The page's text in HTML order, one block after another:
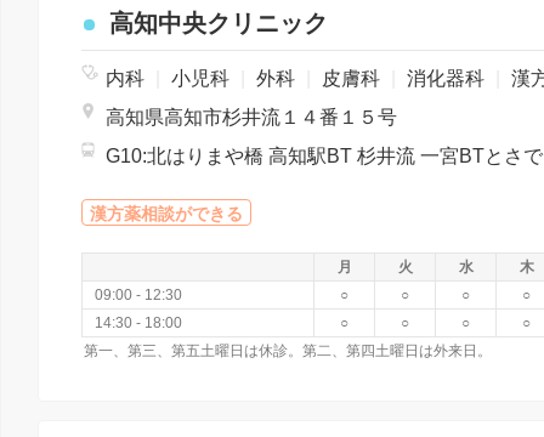
高知中央クリニック
内科 小児科 外科 皮膚科 消化器科
漢方内
高知県高知市杉井流１４番１５号
漢方薬相談ができる
月 火 水
木
09:00 - 12:30
○ ○ ○
○
14:30 - 18:00
○ ○ ○
○
第一、第三、第五土曜日は休診。第二、第四土曜日は外来日。